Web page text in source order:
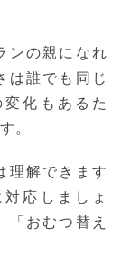
ンの親になれ
は誰でも同じ
化もあるた
。
理解できます
応しましょ
「おむつ替え